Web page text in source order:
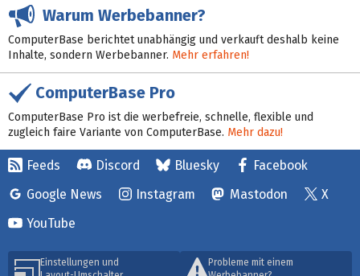
Warum Werbebanner?
ComputerBase berichtet unabhängig und verkauft deshalb keine
Inhalte, sondern Werbebanner. Mehr erfahren!
ComputerBase Pro
ComputerBase Pro ist die werbefreie, schnelle, flexible und
zugleich faire Variante von ComputerBase. Mehr dazu!
Feeds Discord Bluesky
Facebook
Google News
Instagram Mastodon
X
YouTube
Einstellungen und
Probleme mit einem